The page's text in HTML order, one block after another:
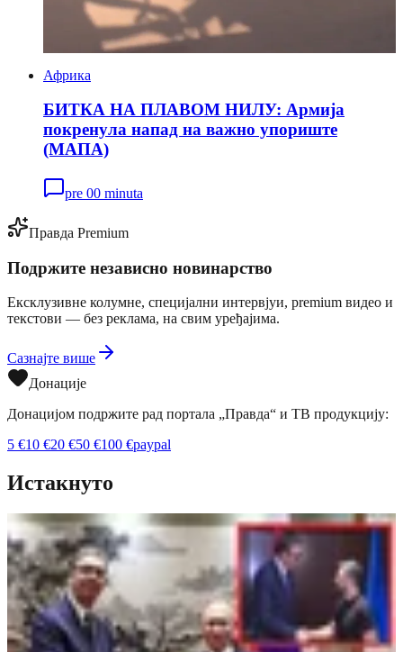
Африка
БИТКА НА ПЛАВОМ НИЛУ: Армија
покренула напад на важно упориште
(МАПА)
pre 00 minuta
Правда Premium
Подржите независно новинарство
Ексклузивне колумне, специјални интервјуи, premium видео и
текстови — без реклама, на свим уређајима.
Сазнајте више
Донације
Донацијом подржите рад портала „Правда“ и ТВ продукцију:
5 €10 €20 €50 €100 €paypal
Истакнуто